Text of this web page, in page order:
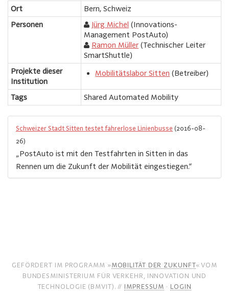
Ort
Bern, Schweiz
Personen
Jürg Michel (Innovations-
Management PostAuto)
Ramon Müller (Technischer Leiter
SmartShuttle)
Projekte dieser
Institution
Mobilitätslabor Sitten (Betreiber)
Tags Shared Automated Mobility
Schweizer Stadt Sitten testet fahrerlose Linienbusse (2016-08-
26)
„PostAuto ist mit den Testfahrten in Sitten in das
Rennen um die Zukunft der Mobilität eingestiegen.“
GEFÖRDERT IM PROGRAMM »MOBILITÄT DER ZUKUNFT« VOM
BUNDESMINISTERIUM FÜR VERKEHR, INNOVATION UND
TECHNOLOGIE (BMVIT). // IMPRESSUM · LOGIN